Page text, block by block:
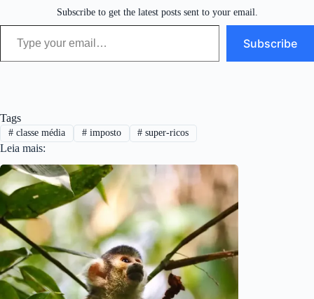
Subscribe to get the latest posts sent to your email.
Type your email…
Subscribe
Tags
#classe média #imposto # super-ricos
Leia mais: